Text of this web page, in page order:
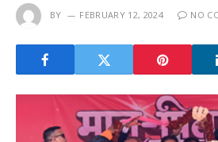
BY FEBRUARY 12, 2024 NO